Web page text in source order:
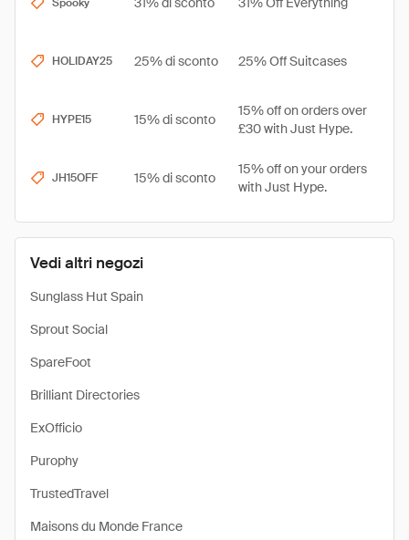
Vedi altri negozi
Sunglass Hut Spain
Sprout Social
SpareFoot
Brilliant Directories
ExOfficio
Purophy
TrustedTravel
Maisons du Monde France
HOLIDAY25 25% di sconto 25% Off Suitcases
HYPE15 15% di sconto
15% off on orders over
£30 with Just Hype.
JH15OFF 15% di sconto
15% off on your orders
with Just Hype.